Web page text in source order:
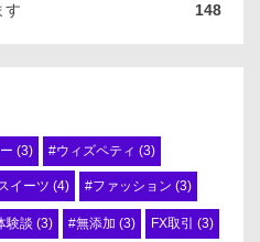
す
148
(3) #ウィズペティ (3)
イーツ (4) #ファッション (3)
験談 (3) #無添加 (3) FX取引 (3)